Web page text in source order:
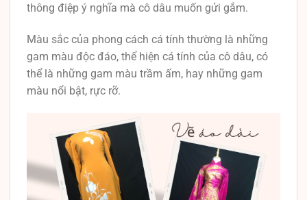
thông điệp ý nghĩa mà cô dâu muốn gửi gắm.
Màu sắc của phong cách cá tính thường là những
gam màu độc đáo, thể hiện cá tính của cô dâu, có
thể là những gam màu trầm ấm, hay những gam
màu nổi bật, rực rỡ.